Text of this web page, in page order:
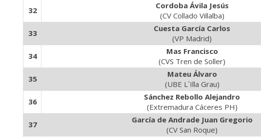
32
Cordoba Ávila Jesús
(CV Collado Villalba)
33
Cuesta García Carlos
(VP Madrid)
34
Mas Francisco
(CVS Tren de Soller)
35
Mateu Álvaro
(UBE L´Illa Grau)
36
Sánchez Rebollo Alejandro
(Extremadura Cáceres PH)
37
García de Andrade Juan Gregorio
(CV San Roque)